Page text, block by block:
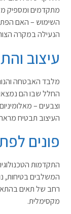
מתקדמים ומספיק
השימוש – האם
הנעילה במקרה
עיצוב
מלבד האבטחה
החלל שבו הם
וצבעים –
העיצוב תבטיח
פונים
התקדמות
המשלבים בטיחות,
רחב של תאים
מקסימלית.